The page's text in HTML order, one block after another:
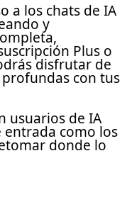
a los chats de IA
y
Plus o
disfrutar de
con tus
usuarios de IA
entrada como los
donde lo